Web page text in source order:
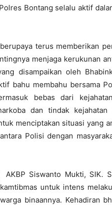
Bontang selalu aktif
terus memberikan
menjaga kerukunan
disampaikan oleh
bahu membahu bersama
bebas dari
dan tindak
menciptakan situasi yang
Polisi dengan
Siswanto Mukti, SIK.
untuk intens
binaannya. Kehadiran